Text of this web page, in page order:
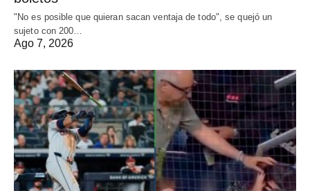
"No es posible que quieran sacan ventaja de todo", se quejó un
sujeto con 200…
Ago 7, 2026